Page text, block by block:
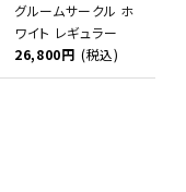
グルームサークル ホ
ワイト レギュラー
26,800円 (税込)